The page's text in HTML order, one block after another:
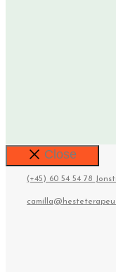
Close
(+45) 60 54 54 78